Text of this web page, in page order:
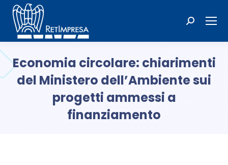
Cerca:
Economia circolare: chiarimenti
del Ministero dell’Ambiente sui
progetti ammessi a
finanziamento